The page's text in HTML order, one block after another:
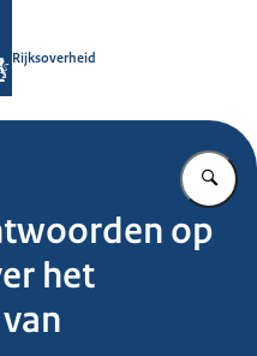
Rijksoverheid
op
het